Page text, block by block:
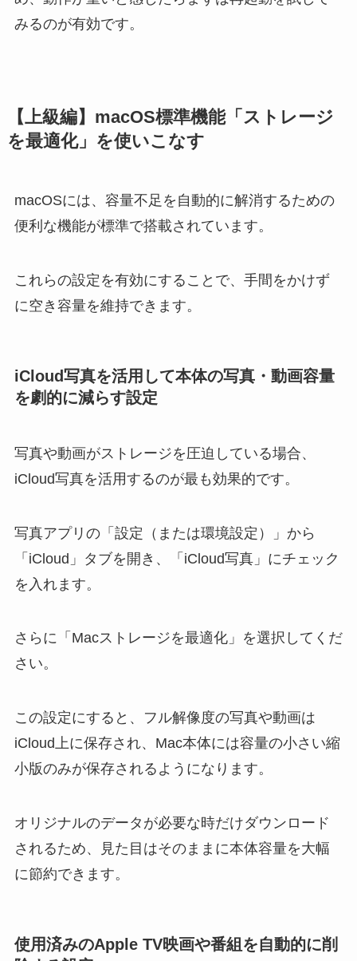
みるのが有効です。
【上級編】macOS標準機能「ストレージ
を最適化」を使いこなす
macOSには、容量不足を自動的に解消するための
便利な機能が標準で搭載されています。
これらの設定を有効にすることで、手間をかけず
に空き容量を維持できます。
iCloud写真を活用して本体の写真・動画容量
を劇的に減らす設定
写真や動画がストレージを圧迫している場合、
iCloud写真を活用するのが最も効果的です。
写真アプリの「設定（または環境設定）」から
「iCloud」タブを開き、「iCloud写真」にチェック
を入れます。
さらに「Macストレージを最適化」を選択してくだ
さい。
この設定にすると、フル解像度の写真や動画は
iCloud上に保存され、Mac本体には容量の小さい縮
小版のみが保存されるようになります。
オリジナルのデータが必要な時だけダウンロード
されるため、見た目はそのままに本体容量を大幅
に節約できます。
使用済みのApple TV映画や番組を自動的に削